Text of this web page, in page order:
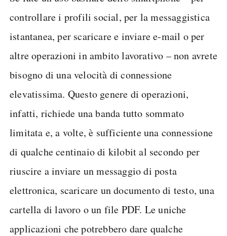
controllare i profili social, per la messaggistica
istantanea, per scaricare e inviare e-mail o per
altre operazioni in ambito lavorativo – non avrete
bisogno di una velocità di connessione
elevatissima. Questo genere di operazioni,
infatti, richiede una banda tutto sommato
limitata e, a volte, è sufficiente una connessione
di qualche centinaio di kilobit al secondo per
riuscire a inviare un messaggio di posta
elettronica, scaricare un documento di testo, una
cartella di lavoro o un file PDF. Le uniche
applicazioni che potrebbero dare qualche